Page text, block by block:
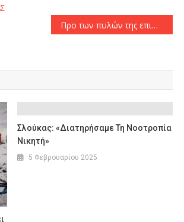
Προ των πυλών της επιστροφής του στον Ολυμπιακό ο Αντρέ Όρτα
Σλούκας: «Διατηρήσαμε Τη Νοοτροπία
Νικητή»
5 Φεβρουαρίου 2025